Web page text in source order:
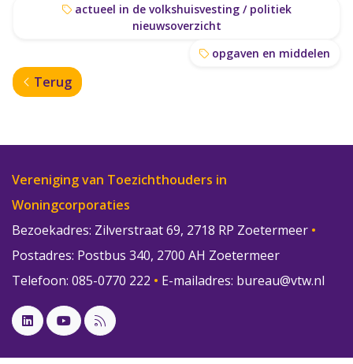
actueel in de volkshuisvesting / politiek
nieuwsoverzicht
opgaven en middelen
Terug
Vereniging van Toezichthouders in
Woningcorporaties
Bezoekadres: Zilverstraat 69, 2718 RP Zoetermeer •
Postadres: Postbus 340, 2700 AH Zoetermeer
Telefoon: 085-0770 222 • E-mailadres: bureau@vtw.nl